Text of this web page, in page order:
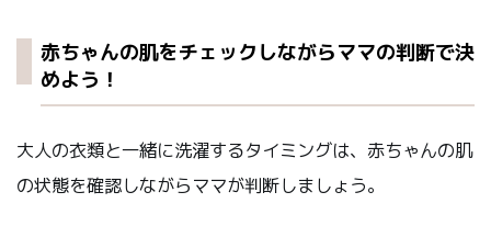
赤ちゃんの肌をチェックしながらママの判断で決
めよう！
大人の衣類と一緒に洗濯するタイミングは、赤ちゃんの肌
の状態を確認しながらママが判断しましょう。